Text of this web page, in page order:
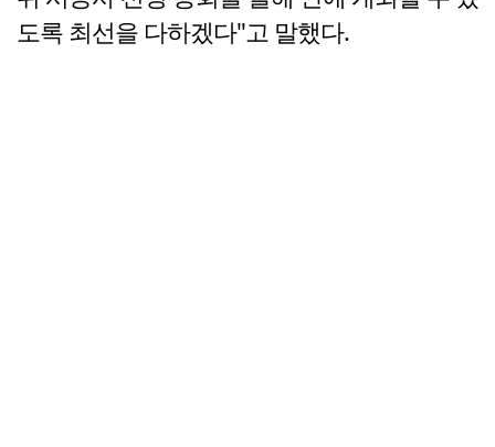
도록 최선을 다하겠다"고 말했다.